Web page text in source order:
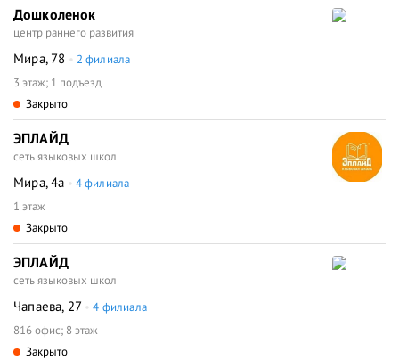
Дошколенок
центр раннего развития
Мира, 78
2 филиала
3 этаж; 1 подъезд
Закрыто
ЭПЛАЙД
сеть языковых школ
Мира, 4а
4 филиала
1 этаж
Закрыто
ЭПЛАЙД
сеть языковых школ
Чапаева, 27
4 филиала
816 офис; 8 этаж
Закрыто